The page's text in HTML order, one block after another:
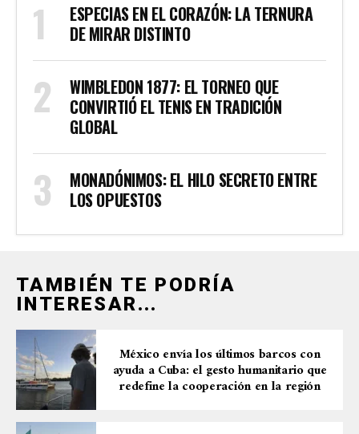
ESPECIAS EN EL CORAZÓN: LA TERNURA
DE MIRAR DISTINTO
WIMBLEDON 1877: EL TORNEO QUE
CONVIRTIÓ EL TENIS EN TRADICIÓN
GLOBAL
MONADÓNIMOS: EL HILO SECRETO ENTRE
LOS OPUESTOS
TAMBIÉN TE PODRÍA
INTERESAR...
México envía los últimos barcos con
ayuda a Cuba: el gesto humanitario que
redefine la cooperación en la región